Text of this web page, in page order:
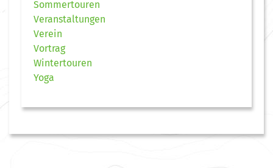
Sommertouren
Veranstaltungen
Verein
Vortrag
Wintertouren
Yoga